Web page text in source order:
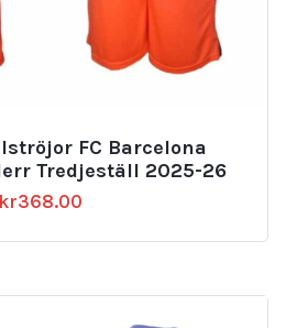
FC Barcelona
Tredjeställ 2025-26
kr368.00